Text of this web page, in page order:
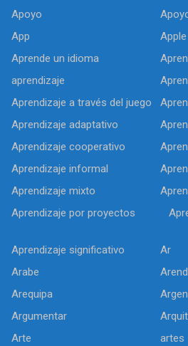
Apoyo
App
Apple
Aprende un idioma
aprendizaje
Aprendizaje a través del juego
Aprendizaje adaptativo
Aprendizaje cooperativo
Aprendizaje informal
Aprendizaje mixto
Aprendizaje por proyectos
Aprendizaje significativo
Ar
Arabe
Arequipa
Argumentar
Arte
artes